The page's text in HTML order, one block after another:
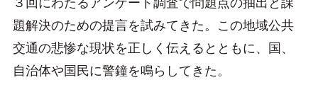
３回にわたるアンケート調査で問題点の抽出と課
題解決のための提言を試みてきた。この地域公共
交通の悲惨な現状を正しく伝えるとともに、国、
自治体や国民に警鐘を鳴らしてきた。